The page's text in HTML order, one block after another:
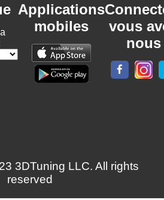
Applications
mobiles
vous
nous
3DTuning LLC. All rights
reserved